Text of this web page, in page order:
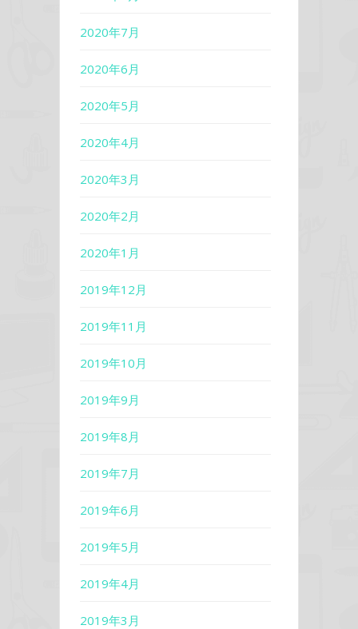
2020年7月
2020年6月
2020年5月
2020年4月
2020年3月
2020年2月
2020年1月
2019年12月
2019年11月
2019年10月
2019年9月
2019年8月
2019年7月
2019年6月
2019年5月
2019年4月
2019年3月